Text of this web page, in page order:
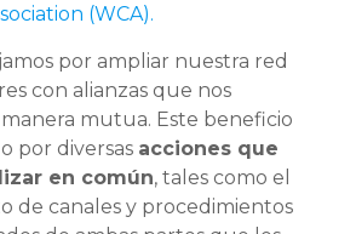
(WCA).
por ampliar nuestra red
con alianzas que nos
mutua. Este beneficio
por diversas acciones que
en común, tales como el
de canales y procedimientos